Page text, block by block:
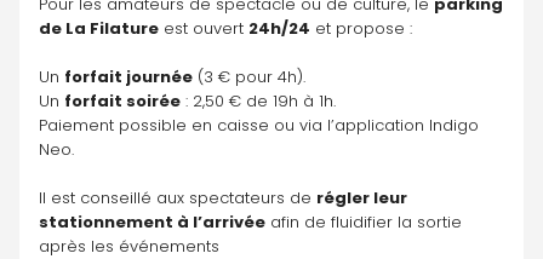
de La Filature est ouvert 24h/24 et propose :
Un forfait journée (3 € pour 4h).
Un forfait soirée : 2,50 € de 19h à 1h.
Paiement possible en caisse ou via l’application Indigo
Neo.
Il est conseillé aux spectateurs de régler leur
stationnement à l’arrivée afin de fluidifier la sortie
après les événements